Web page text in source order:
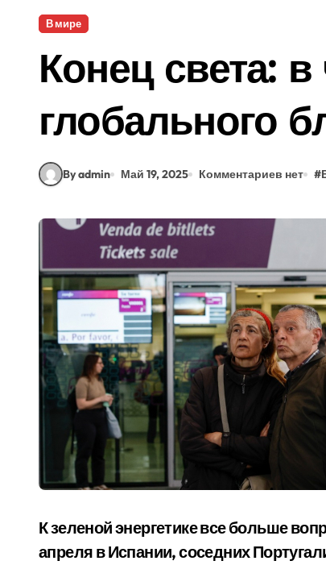
В мире
Конец света:
глобального
By admin Май 19, 2025 Комментариев нет #
К зеленой энергетике все больше
апреля в Испании, соседних